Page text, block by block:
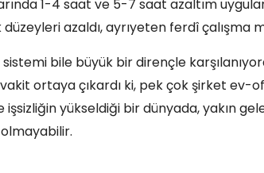
1-4 saat ve 5-7 saat azaltım
azaldı, ayrıyeten ferdî çalışma
bile büyük bir dirençle
ortaya çıkardı ki, pek çok şirket ev-
yükseldiği bir dünyada, yakın